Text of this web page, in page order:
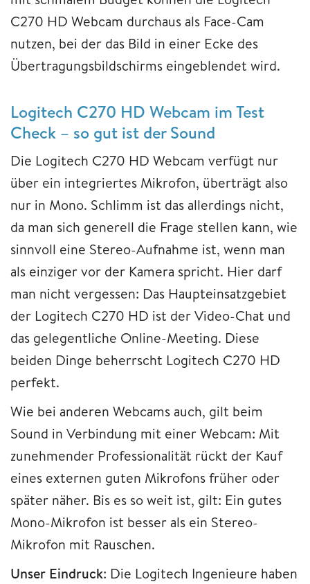
C270 HD Webcam durchaus als Face-Cam
nutzen, bei der das Bild in einer Ecke des
Übertragungsbildschirms eingeblendet wird.
Logitech C270 HD Webcam im Test
Check – so gut ist der Sound
Die Logitech C270 HD Webcam verfügt nur
über ein integriertes Mikrofon, überträgt also
nur in Mono. Schlimm ist das allerdings nicht,
da man sich generell die Frage stellen kann, wie
sinnvoll eine Stereo-Aufnahme ist, wenn man
als einziger vor der Kamera spricht. Hier darf
man nicht vergessen: Das Haupteinsatzgebiet
der Logitech C270 HD ist der Video-Chat und
das gelegentliche Online-Meeting. Diese
beiden Dinge beherrscht Logitech C270 HD
perfekt.
Wie bei anderen Webcams auch, gilt beim
Sound in Verbindung mit einer Webcam: Mit
zunehmender Professionalität rückt der Kauf
eines externen guten Mikrofons früher oder
später näher. Bis es so weit ist, gilt: Ein gutes
Mono-Mikrofon ist besser als ein Stereo-
Mikrofon mit Rauschen.
Unser Eindruck: Die Logitech Ingenieure haben